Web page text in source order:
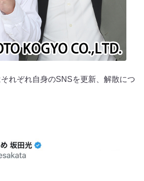
れぞれ自身のSNSを更新、解散につ